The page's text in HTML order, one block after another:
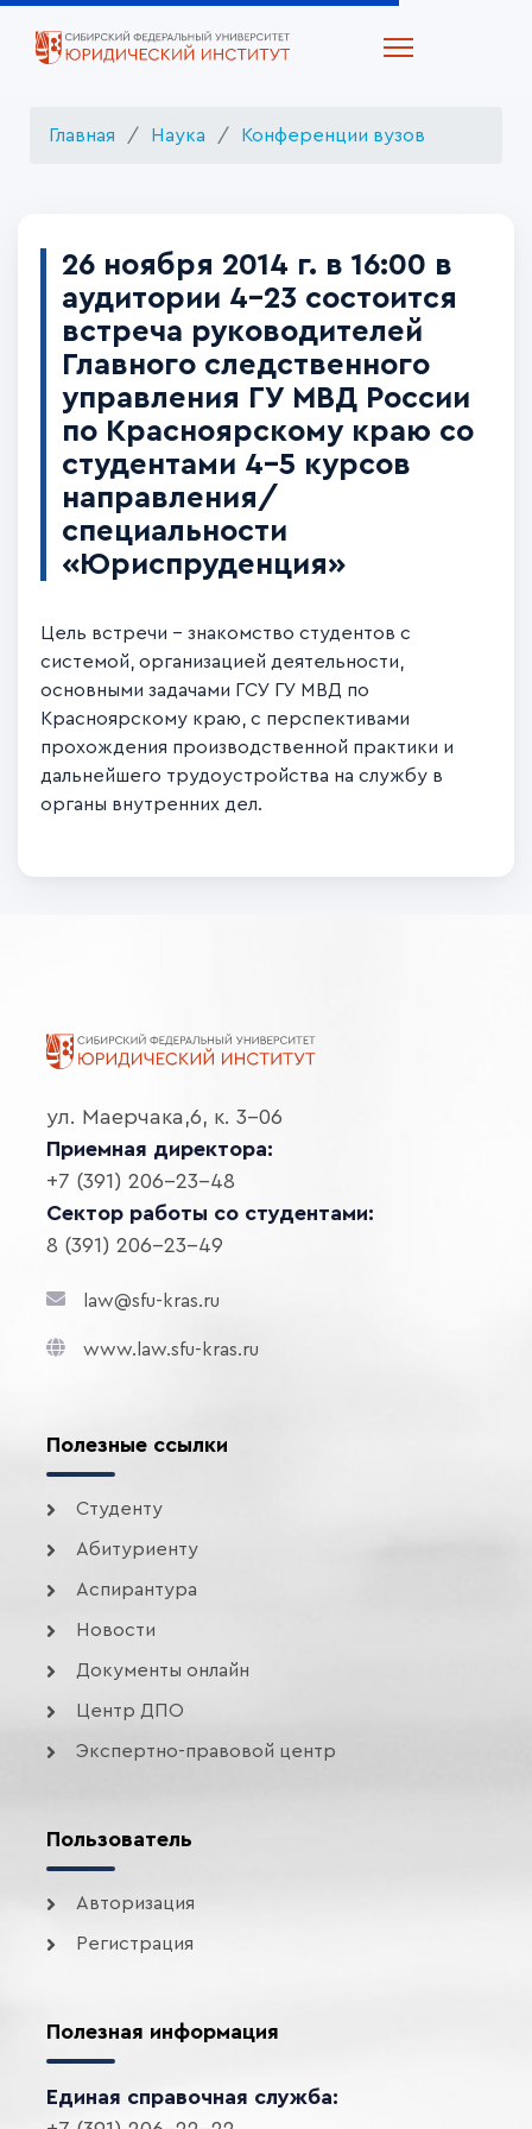
Главная Наука Конференции вузов
26 ноября 2014 г. в 16:00 в
аудитории 4-23 состоится
встреча руководителей
Главного следственного
управления ГУ МВД России
по Красноярскому краю со
студентами 4-5 курсов
направления/
специальности
«Юриспруденция»
Цель встречи – знакомство студентов с
системой, организацией деятельности,
основными задачами ГСУ ГУ МВД по
Красноярскому краю, с перспективами
прохождения производственной практики и
дальнейшего трудоустройства на службу в
органы внутренних дел.
ул. Маерчака,6, к. 3-06
Приемная директора:
+7 (391) 206-23-48
Сектор работы со студентами:
8 (391) 206-23-49
law@sfu-kras.ru
www.law.sfu-kras.ru
Полезные ссылки
Студенту
Абитуриенту
Аспирантура
Новости
Документы онлайн
Центр ДПО
Экспертно-правовой центр
Пользователь
Авторизация
Регистрация
Полезная информация
Единая справочная служба: